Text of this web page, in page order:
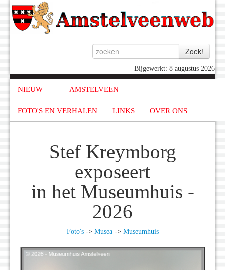
Bijgewerkt: 8 augustus 2026
NIEUW AMSTELVEEN
FOTO'S EN VERHALEN LINKS OVER ONS
Stef Kreymborg
exposeert
in het Museumhuis -
2026
Foto's-> Musea-> Museumhuis